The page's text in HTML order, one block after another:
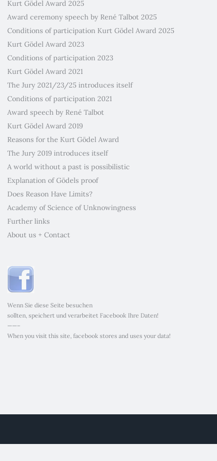
Kurt Gödel Award 2025
Award ceremony speech by René Talbot 2025
Conditions of participation Kurt Gödel Award 2025
Kurt Gödel Award 2023
Conditions of participation 2023
Kurt Gödel Award 2021
The Jury 2021/23/25 introduces itself
Conditions of participation 2021
Award speech by René Talbot
Kurt Gödel Award 2019
Reasons for the Kurt Gödel Award
The Jury 2019 introduces itself
A world without a past is possibilistic
Explanation of Gödels proof
Does Reason Have Limits?
Academy of Science of Unknowingness
Further links
About us + Contact
Wenn Sie diese Seite besuchen
sollten, speichert und verarbeitet Facebook Ihre Daten!
——–
When you visit this site, facebook stores and uses your data!